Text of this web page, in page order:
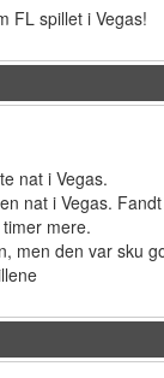
FL spillet i Vegas!
nat i Vegas.
nat i Vegas.
mere.
men den var sku